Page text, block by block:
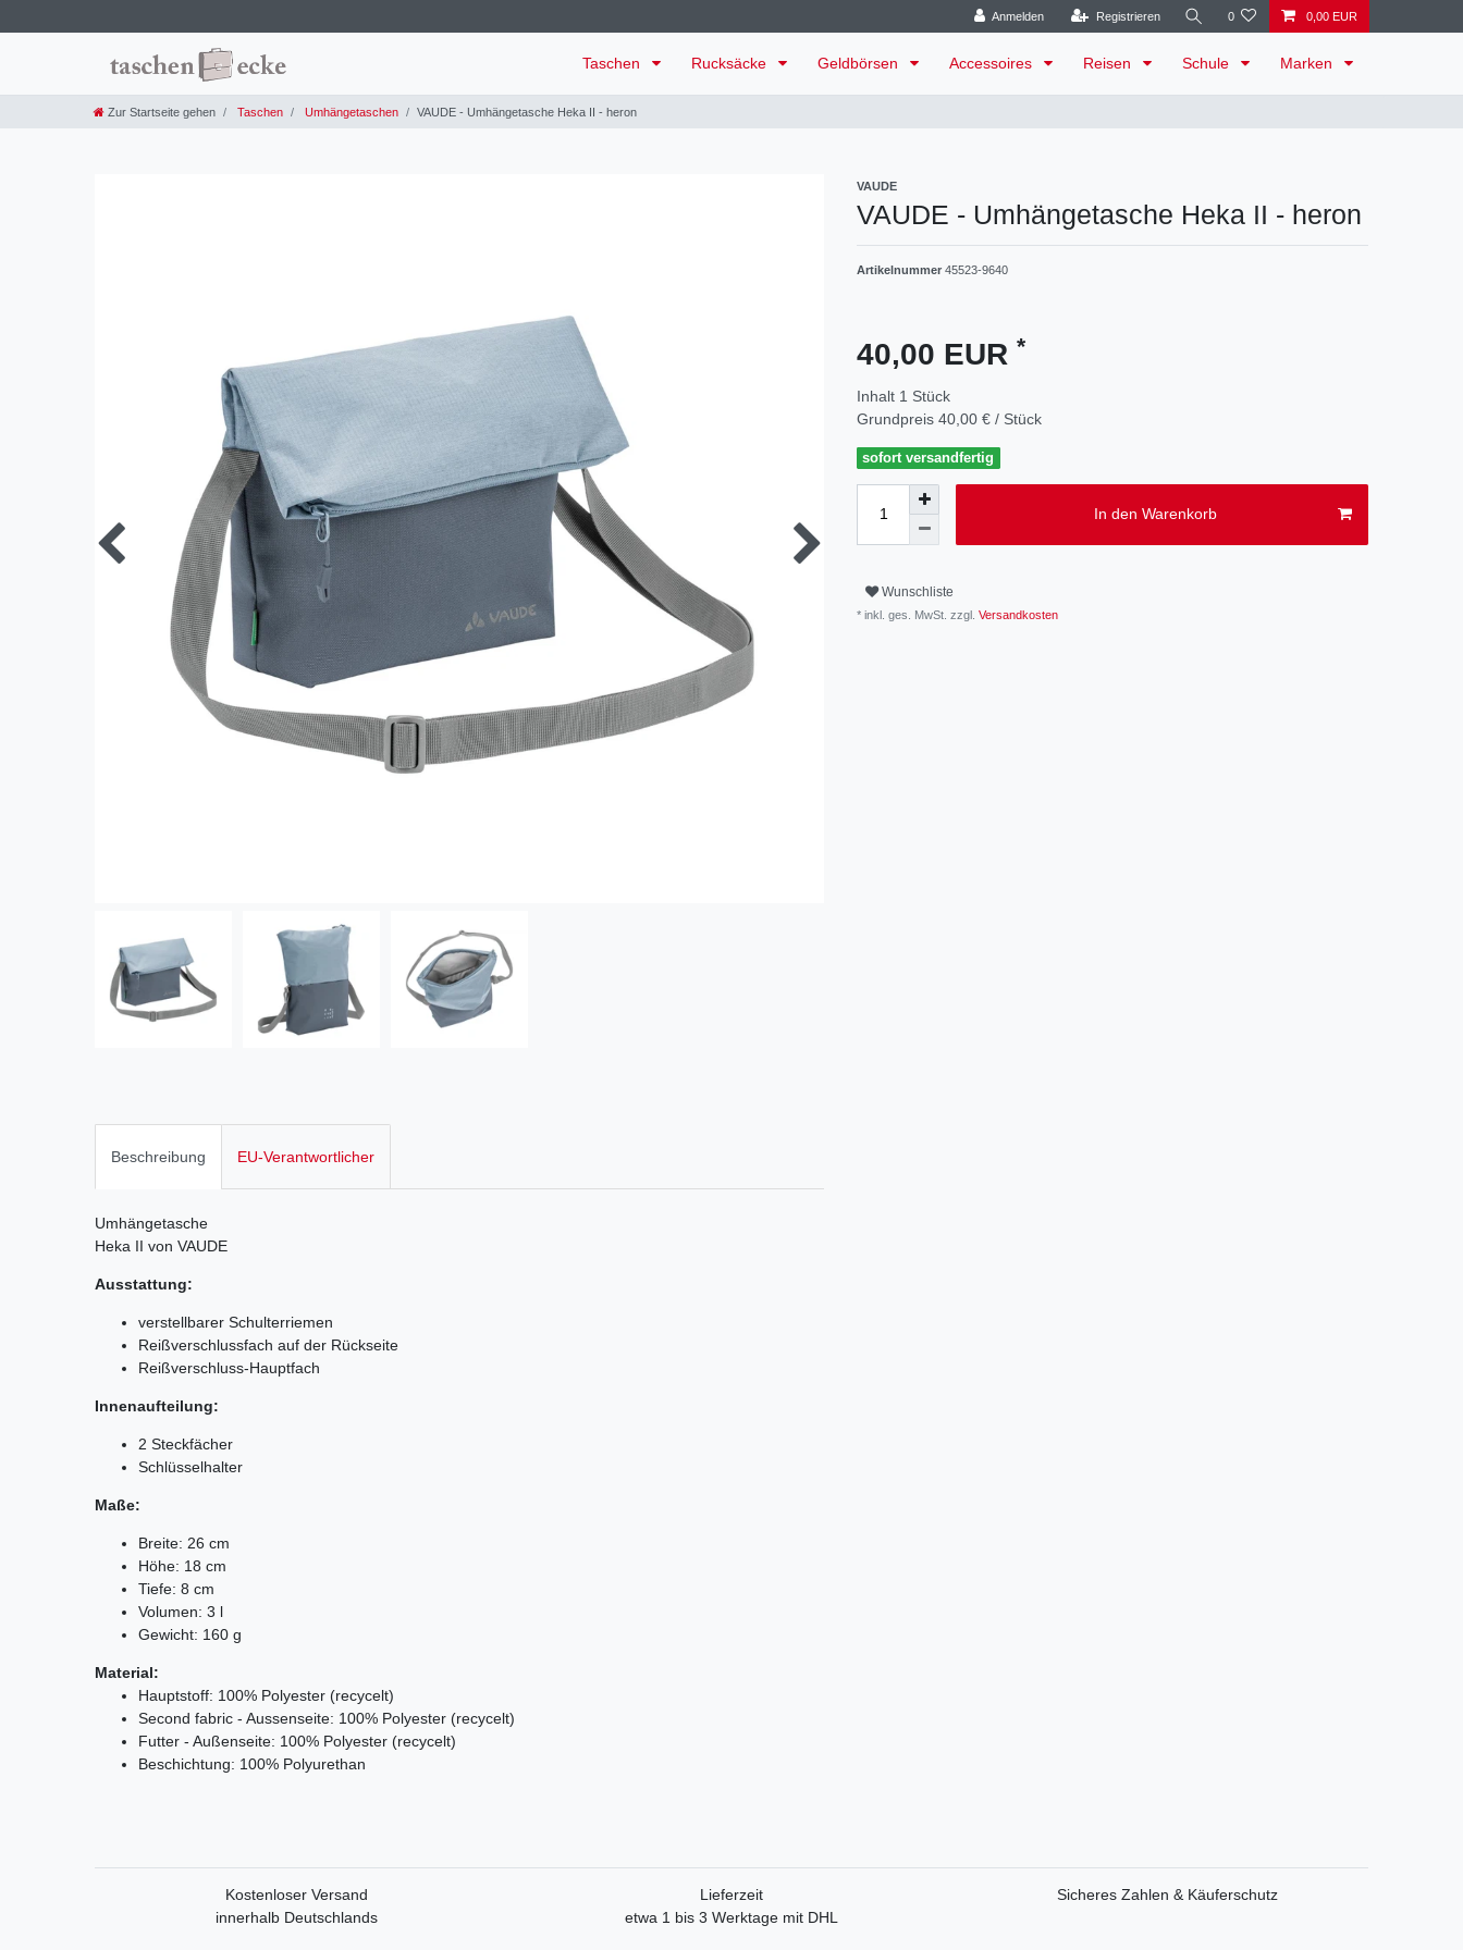
Anmelden Registrieren 0 0,00 EUR
Taschen Rucksäcke Geldbörsen Accessoires Reisen Schule Marken
Zur Startseite gehen Taschen Umhängetaschen VAUDE - Umhängetasche Heka II - heron
VAUDE
VAUDE - Umhängetasche Heka II - heron
Artikelnummer 45523-9640
40,00 EUR *
Inhalt 1 Stück
Grundpreis 40,00 € / Stück
sofort versandfertig
In den Warenkorb
Wunschliste
* inkl. ges. MwSt. zzgl. Versandkosten
Beschreibung EU-Verantwortlicher
Umhängetasche
Heka II von VAUDE
Ausstattung:
verstellbarer Schulterriemen
Reißverschlussfach auf der Rückseite
Reißverschluss-Hauptfach
Innenaufteilung:
2 Steckfächer
Schlüsselhalter
Maße:
Breite: 26 cm
Höhe: 18 cm
Tiefe: 8 cm
Volumen: 3 l
Gewicht: 160 g
Material:
Hauptstoff: 100% Polyester (recycelt)
Second fabric - Aussenseite: 100% Polyester (recycelt)
Futter - Außenseite: 100% Polyester (recycelt)
Beschichtung: 100% Polyurethan
Kostenloser Versand
innerhalb Deutschlands
Lieferzeit
etwa 1 bis 3 Werktage mit DHL
Sicheres Zahlen & Käuferschutz